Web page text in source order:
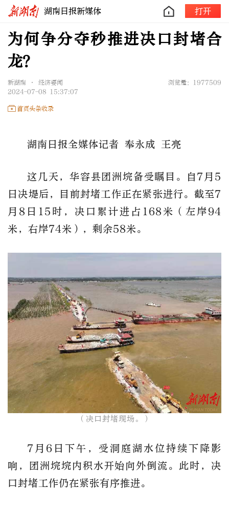
湖南日报新媒体 打开
为何争分夺秒推进决口封堵合
龙？
新湖南 • 经济要闻
浏览量：1977509
2024-07-08 15:37:07
首页头条收录
湖南日报全媒体记者 奉永成 王亮
这几天，华容县团洲垸备受瞩目。自7月5
日决堤后，目前封堵工作正在紧张进行。截至7
月8日15时，决口累计进占168米（左岸94
米，右岸74米），剩余58米。
（决口封堵现场。）
7月6日下午，受洞庭湖水位持续下降影
响，团洲垸垸内积水开始向外倒流。此时，决
口封堵工作仍在紧张有序推进。